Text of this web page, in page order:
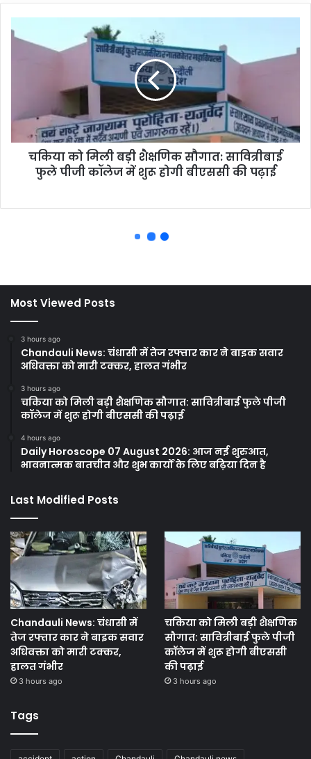
Most Viewed Posts
3 hours ago
Chandauli News: चंधासी में तेज रफ्तार कार ने बाइक सवार
अधिवक्ता को मारी टक्कर, हालत गंभीर
3 hours ago
चकिया को मिली बड़ी शैक्षणिक सौगात: सावित्रीबाई फुले पीजी
कॉलेज में शुरू होगी बीएससी की पढ़ाई
4 hours ago
Daily Horoscope 07 August 2026: आज नई शुरुआत,
भावनात्मक बातचीत और शुभ कार्यों के लिए बढ़िया दिन है
Last Modified Posts
Chandauli News: चंधासी में
तेज रफ्तार कार ने बाइक सवार
अधिवक्ता को मारी टक्कर,
हालत गंभीर
3 hours ago
चकिया को मिली बड़ी शैक्षणिक
सौगात: सावित्रीबाई फुले पीजी
कॉलेज में शुरू होगी बीएससी
की पढ़ाई
3 hours ago
Tags